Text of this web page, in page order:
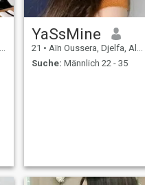
YaSsMine
21 • Aïn Oussera, Djelfa, Algerien
Suche: Männlich 22 - 35